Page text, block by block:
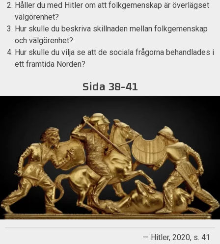
Håller du med Hitler om att folkgemenskap är överlägset
välgörenhet?
Hur skulle du beskriva skillnaden mellan folkgemenskap
och välgörenhet?
Hur skulle du vilja se att de sociala frågorna behandlades i
ett framtida Norden?
Sida 38-41
Hitler, 2020, s. 41